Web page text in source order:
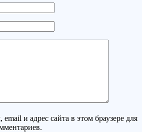
и адрес сайта в этом браузере для